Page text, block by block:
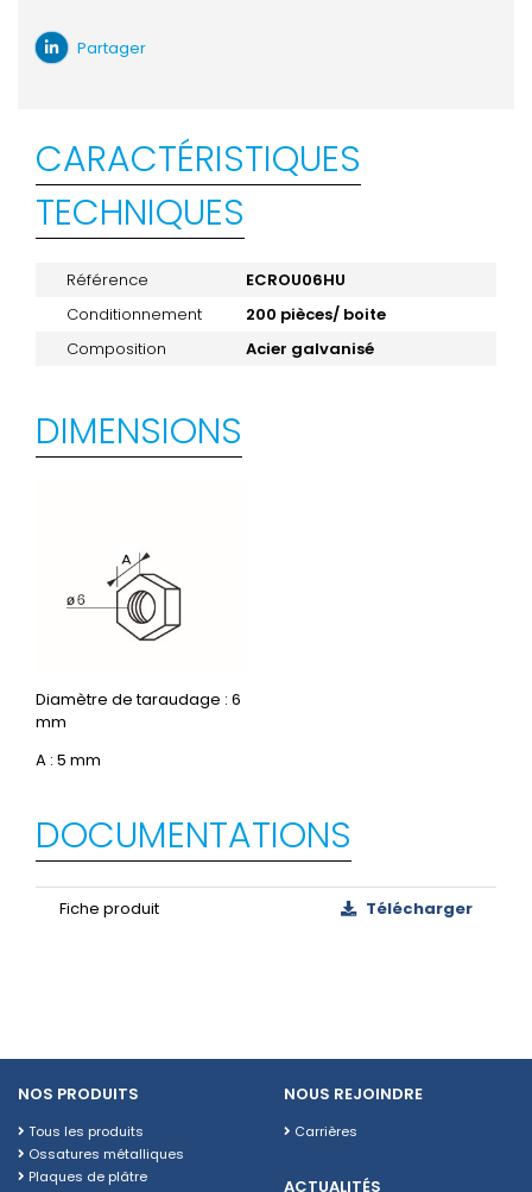
Partager
CARACTÉRISTIQUES
TECHNIQUES
Référence
ECROU06HU
Conditionnement
200 pièces/ boite
Composition
Acier galvanisé
DIMENSIONS
Diamètre de taraudage : 6
mm
A : 5 mm
DOCUMENTATIONS
Fiche produit Télécharger
NOS PRODUITS
Tous les produits
Ossatures métalliques
Plaques de plâtre
NOUS REJOINDRE
Carrières
ACTUALITÉS